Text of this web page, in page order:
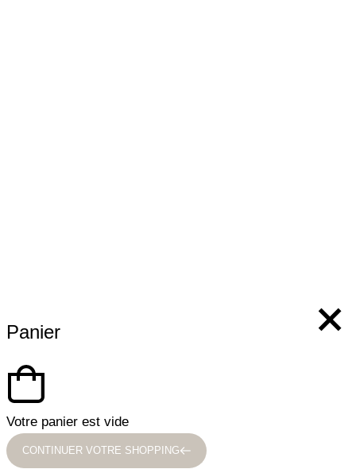
Panier
Votre panier est vide
CONTINUER VOTRE SHOPPING